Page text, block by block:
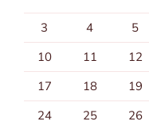
3
4 5
10
11 12
17
18 19
24
25 26